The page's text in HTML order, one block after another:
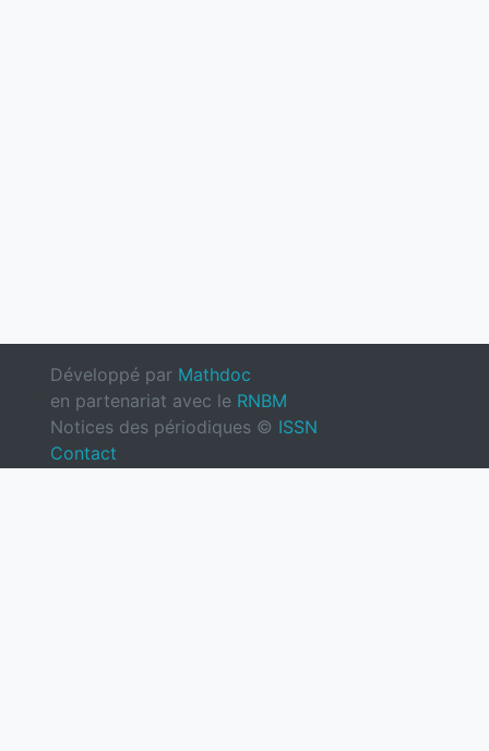
Développé par Mathdoc
en partenariat avec le RNBM
Notices des périodiques © ISSN
Contact